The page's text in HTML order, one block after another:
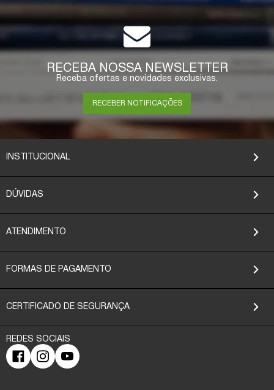
RECEBA NOSSA NEWSLETTER
Receba ofertas e novidades exclusivas.
RECEBER NOTIFICAÇÕES
INSTITUCIONAL
DÚVIDAS
ATENDIMENTO
FORMAS DE PAGAMENTO
CERTIFICADO DE SEGURANÇA